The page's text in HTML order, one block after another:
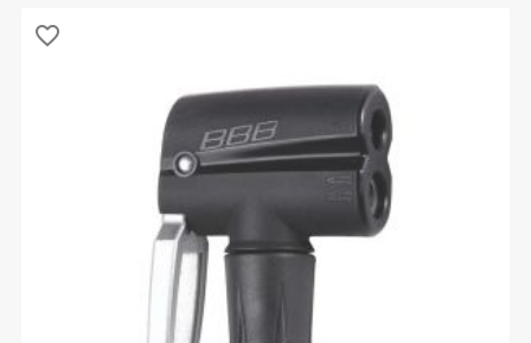
favorite_border